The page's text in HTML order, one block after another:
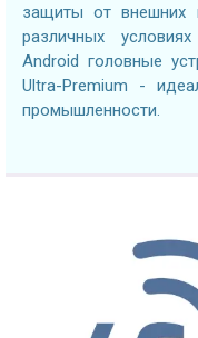
защиты от внешних
различных
Android головные
Ultra-Premium -
промышленности.